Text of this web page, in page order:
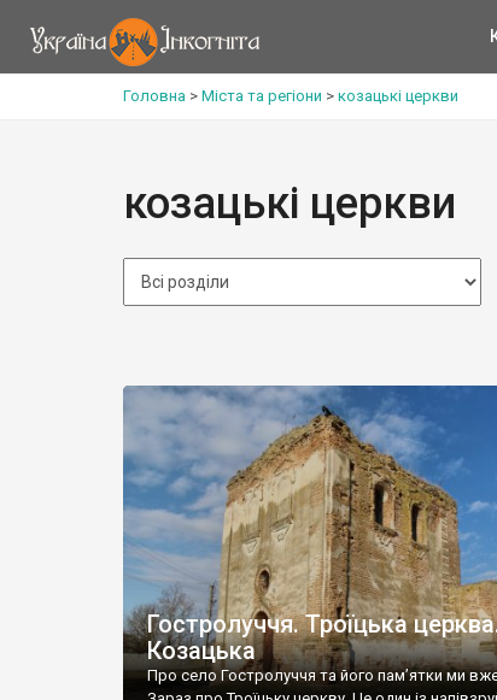
Головна > Міста та регіони > козацькі церкви
козацькі церкви
Гостролуччя. Троїцька
Козацька
Про село Гостролуччя та його пам’ятки ми